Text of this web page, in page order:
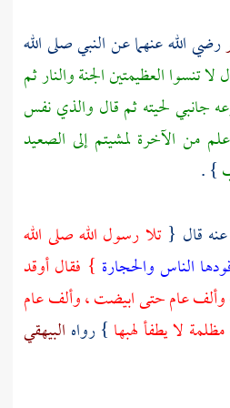
رضي الله عنهما عن النبي صلى الله
تنسوا العظيمتين الجنة والنار ثم
لحيته ثم قال والذي نفس
من الآخرة لمشيتم إلى الصعيد
} .
عنه قال {تلا رسول الله صلى الله
الناس والحجارة } فقال أوقد
عام حتى ابيضت ، وألف عام
لا يطفأ لهبها } رواه البيهقي